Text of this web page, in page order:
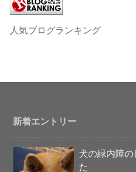
人気ブログランキング
新着エントリー
犬の緑内障
た